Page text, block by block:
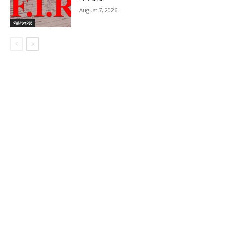
જામનગર
August 7, 2026